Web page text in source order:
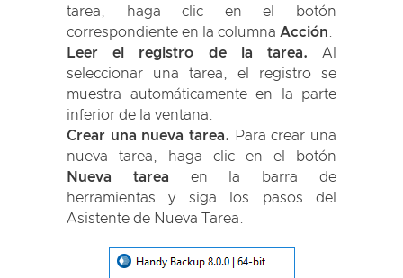
tarea, haga clic en el botón
correspondiente en la columna Acción
Leer el registro de la tarea. Al
seleccionar una tarea, el registro se
muestra automáticamente en la parte
inferior de la ventana.
Crear una nueva tarea. Para crear una
nueva tarea, haga clic en el botón
Nueva tarea en la barra de
herramientas y siga los pasos del
Asistente de Nueva Tarea.